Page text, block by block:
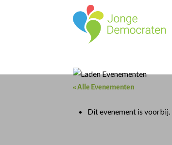
« Alle Evenementen
Dit evenement is voorbij.